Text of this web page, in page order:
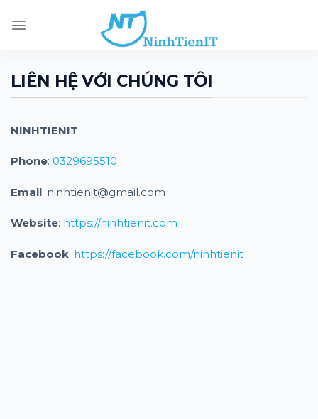
content
LIÊN HỆ VỚI CHÚNG TÔI
NINHTIENIT
Phone: 0329695510
Email: ninhtienit@gmail.com
Website: https://ninhtienit.com
Facebook: https://facebook.com/ninhtienit